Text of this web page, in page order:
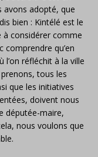
avons adopté, que
bien : Kintélé est le
à considérer comme
comprendre qu’en
l’on réfléchit à la ville
tous les
que les initiatives
doivent nous
députée-maire,
nous voulons que